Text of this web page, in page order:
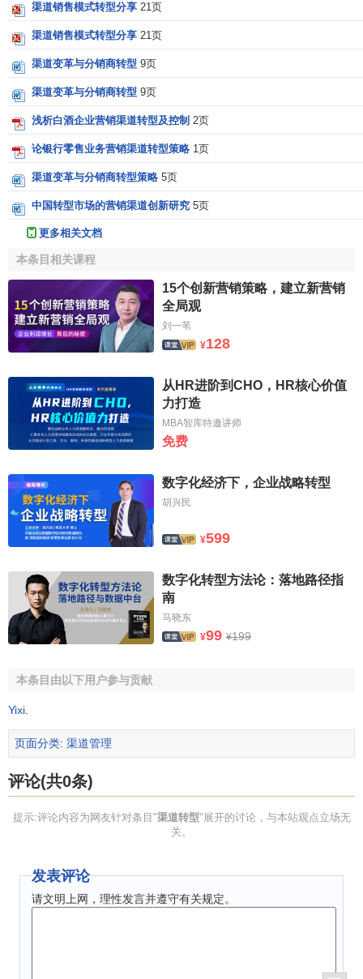
联想从1995年开始涉足服务器业务起，便主要通过其原
有PC渠道实现服务器产品的
销售的代表性厂商。随着1A服务器处理器的不断更新、服务
器产品功能的日渐复杂，加之需求的不断细化和深入，联想
原有渠道体系在长远发展和
提供商向服务和全面解决方案提供商转型的大基调下，作为
业务核心和增长点的服务器和方案型产品便顺理成章地成为
渠道转型的主要内容。而联想的成长历史及其对国内
求发展的认识决定了其必然带动渠道与之一同实现转型。为
此．联想年投入500万元人民币，用于帮助近3000家渠道实
现转型。
渠道销售模式转型分享 21页
渠道销售模式转型分享 21页
渠道变革与分销商转型 9页
渠道变革与分销商转型 9页
浅析白酒企业营销渠道转型及控制 2页
论银行零售业务营销渠道转型策略 1页
渠道变革与分销商转型策略 5页
中国转型市场的营销渠道创新研究 5页
更多相关文档
本条目相关课程
15个创新营销策略，建立新营销
全局观
刘一苇
¥128
从HR进阶到CHO，HR核心价值
力打造
MBA智库特邀讲师
免费
数字化经济下，企业战略转型
胡兴民
¥599
数字化转型方法论：落地路径指
南
马晓东
¥99 ¥199
本条目由以下用户参与贡献
Yixi
页面分类: 渠道管理
评论(共0条)
提示:评论内容为网友针对条目"渠道转型"展开的讨论，与本站观点立场无
关。
发表评论
请文明上网，理性发言并遵守有关规定。